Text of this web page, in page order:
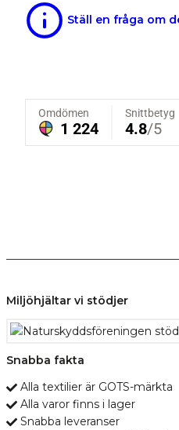
Ställ en fråga om
Miljöhjältar vi stödjer
Snabba fakta
Alla textilier är GOTS-märkta
Alla varor finns i lager
Snabba leveranser